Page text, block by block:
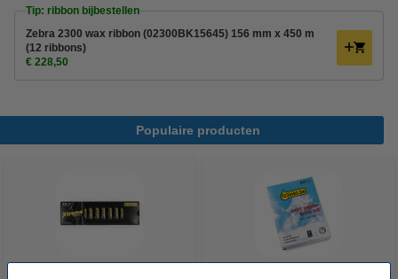
Tip: ribbon bijbestellen
Zebra 2300 wax ribbon (02300BK15645) 156 mm x 450 m
(12 ribbons)
€ 228,50
Populaire producten